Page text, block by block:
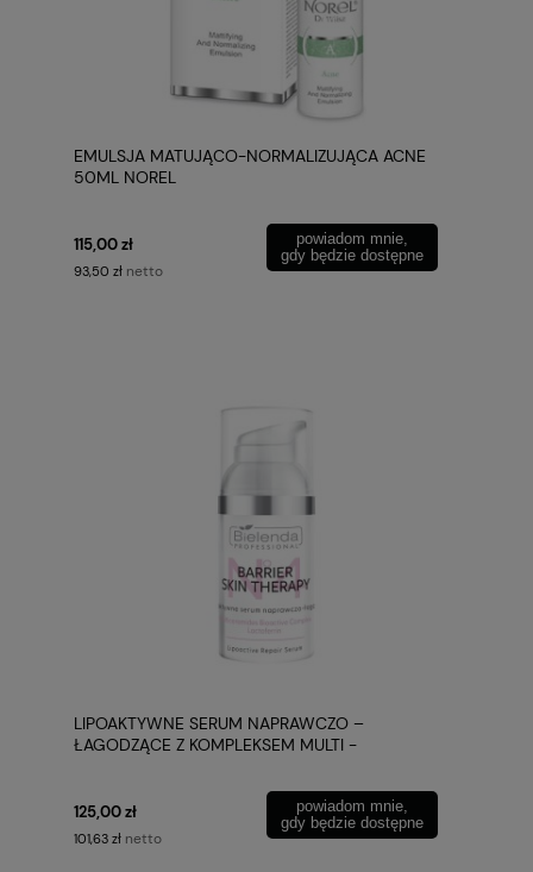
EMULSJA MATUJĄCO-NORMALIZUJĄCA ACNE
50ML NOREL
115,00 zł
93,50 zł netto
powiadom mnie,
gdy będzie dostępne
LIPOAKTYWNE SERUM NAPRAWCZO –
ŁAGODZĄCE Z KOMPLEKSEM MULTI -
125,00 zł
101,63 zł netto
powiadom mnie,
gdy będzie dostępne